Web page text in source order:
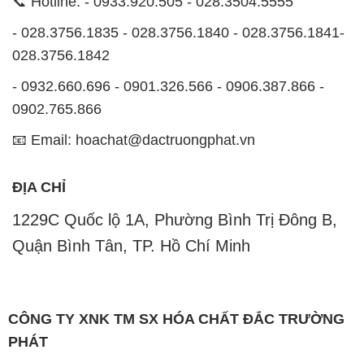
0902.765.866
📧 Email: hoachat@dactruongphat.vn
ĐỊA CHỈ
1229C Quốc lộ 1A, Phường Bình Trị Đông B,
Quận Bình Tân, TP. Hồ Chí Minh
CÔNG TY XNK TM SX HÓA CHẤT ĐẮC TRƯỜNG
PHÁT
các loại hóa chất công nghiệp tại TP. Hồ Chí Minh.
Chúng tôi cam kết mang đến cho khách hàng sự hài